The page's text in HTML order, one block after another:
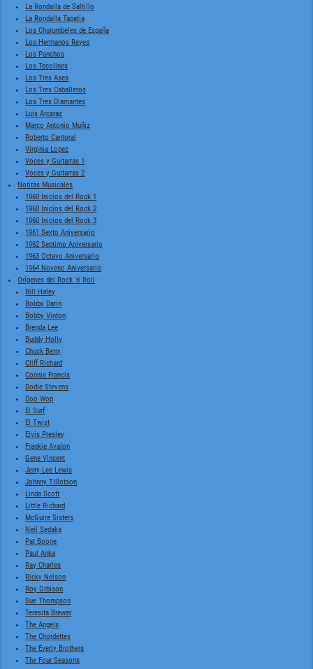
La Rondalla de Saltillo
La Rondalla Tapatia
Los Churumbeles de España
Los Hermanos Reyes
Los Panchos
Los Tecolines
Los Tres Ases
Los Tres Caballeros
Los Tres Diamantes
Luis Arcaraz
Marco Antonio Muñiz
Roberto Cantoral
Virginia Lopez
Voces y Guitarras 1
Voces y Guitarras 2
Notitas Musicales
1960 Inicios del Rock 1
1960 Inicios del Rock 2
1960 Inicios del Rock 3
1961 Sexto Aniversario
1962 Septimo Aniversario
1963 Octavo Aniversario
1964 Noveno Aniversario
Orígenes del Rock 'n' Roll
Bill Haley
Bobby Darin
Bobby Vinton
Brenda Lee
Buddy Holly
Chuck Berry
Cliff Richard
Connie Francis
Dodie Stevens
Doo Wop
El Surf
El Twist
Elvis Presley
Frankie Avalon
Gene Vincent
Jerry Lee Lewis
Johnny Tillotson
Linda Scott
Little Richard
McGuire Sisters
Neil Sedaka
Pat Boone
Paul Anka
Ray Charles
Ricky Nelson
Roy Orbison
Sue Thompson
Teresita Brewer
The Angels
The Chordettes
The Everly Brothers
The Four Seasons